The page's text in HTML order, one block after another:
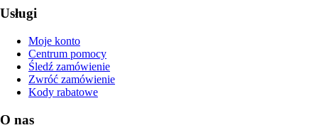
Usługi
Moje konto
Centrum pomocy
Śledź zamówienie
Zwróć zamówienie
Kody rabatowe
O nas